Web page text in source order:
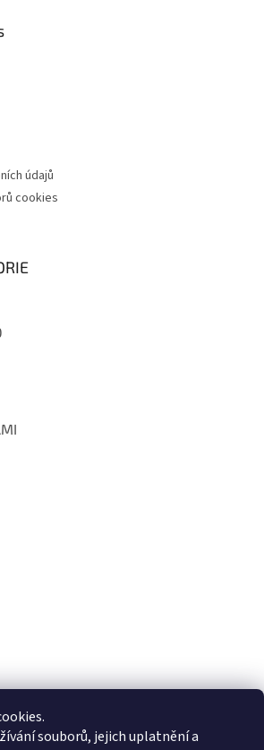
souborů, jejich uplatnění a
údajů
cookies